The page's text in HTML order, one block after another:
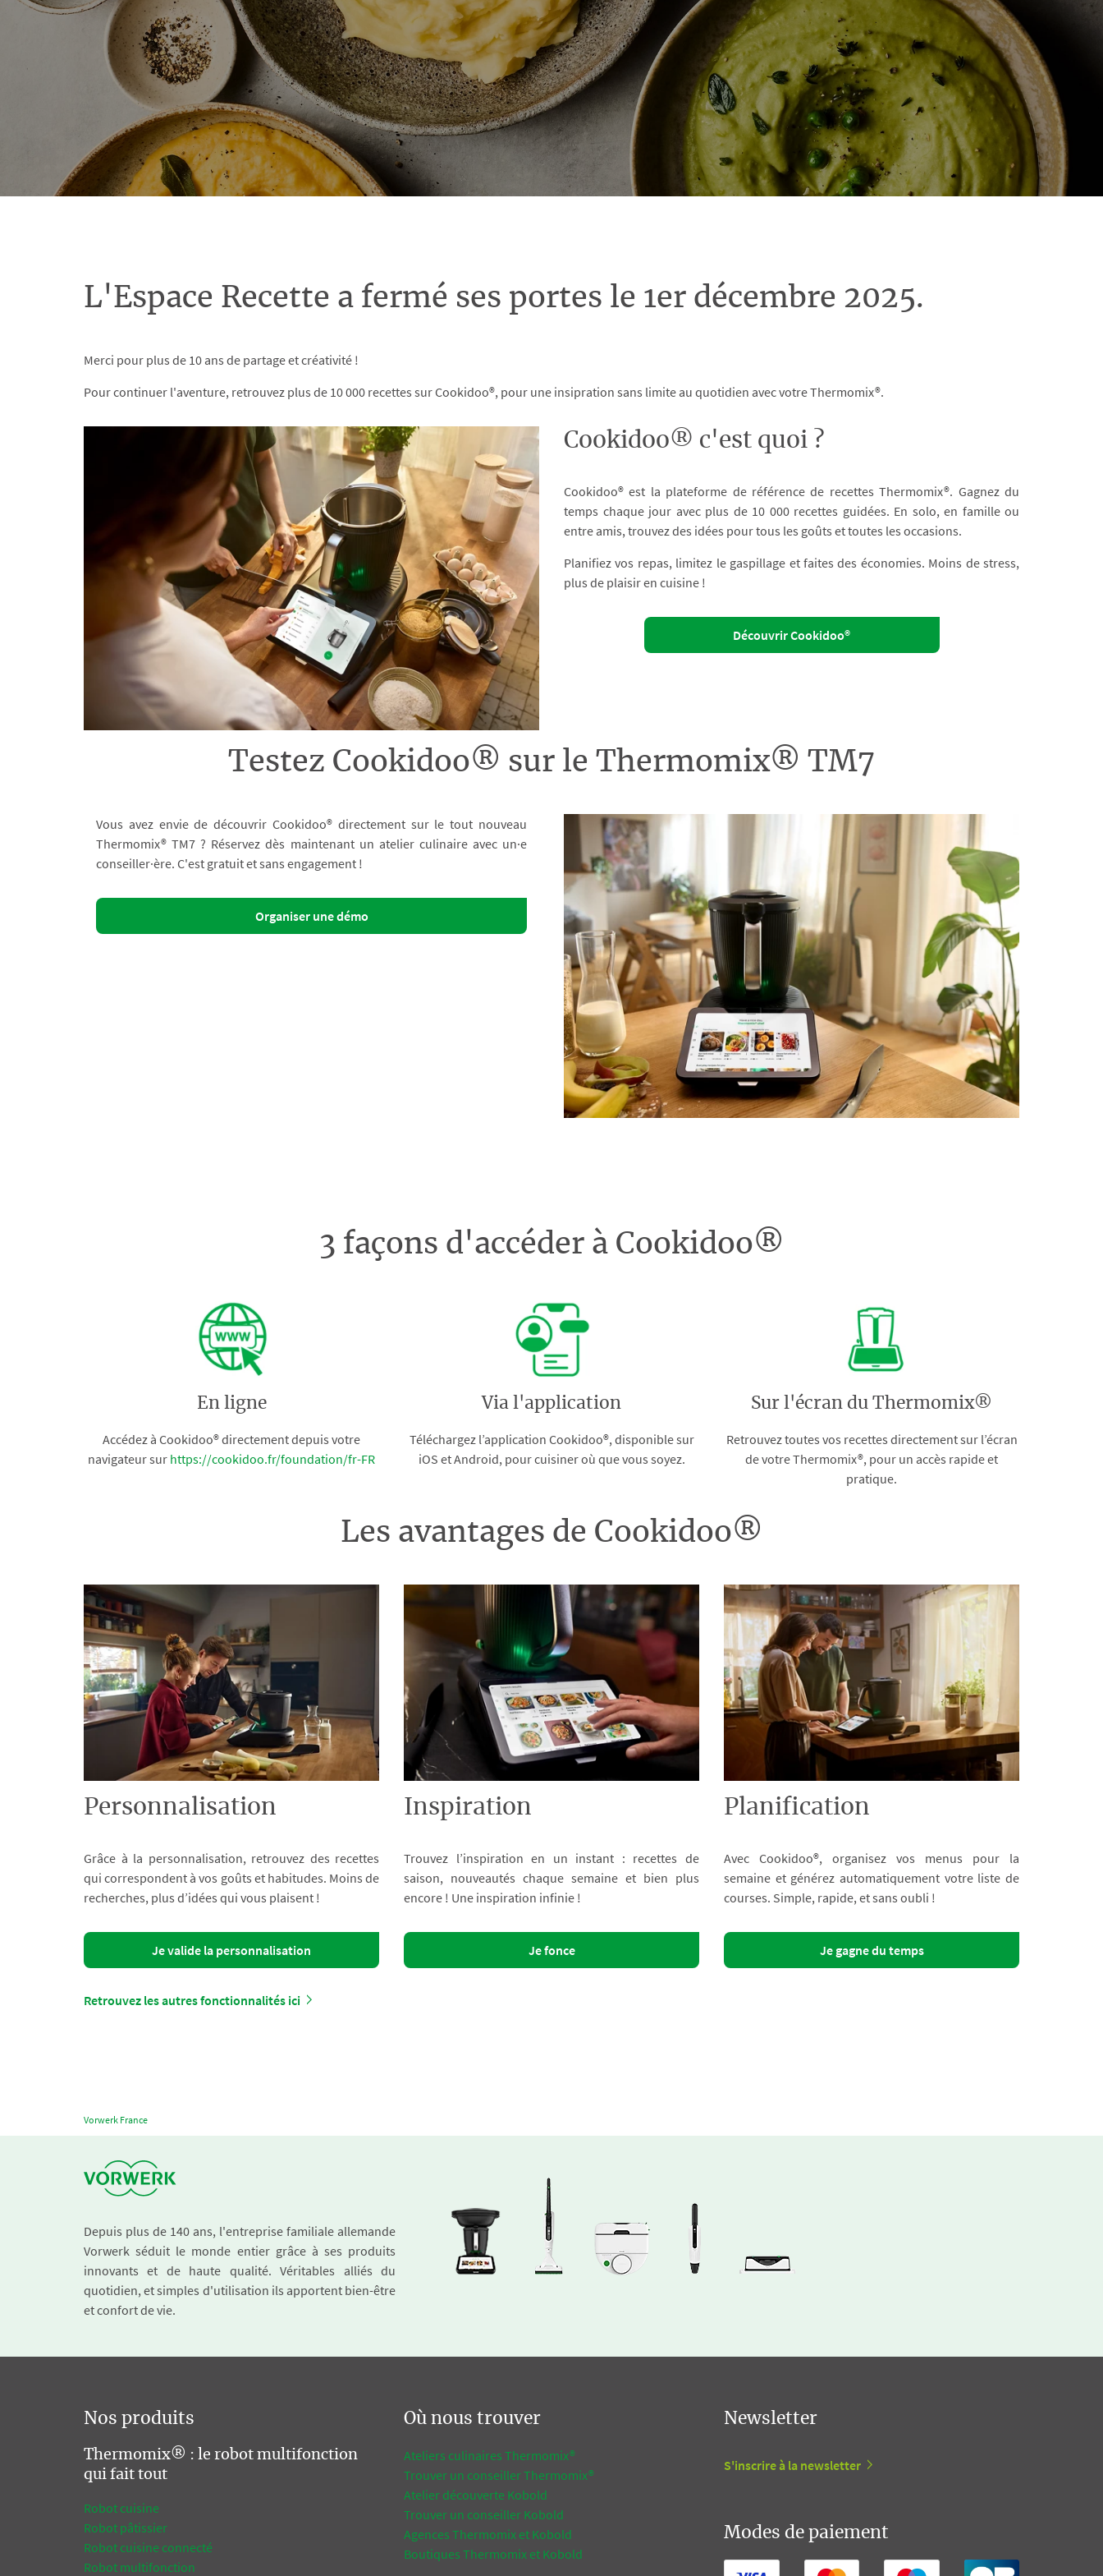
L'Espace Recette a fermé ses portes le 1er décembre 2025.
Merci pour plus de 10 ans de partage et créativité !
Pour continuer l'aventure, retrouvez plus de 10 000 recettes sur Cookidoo®, pour une insipration sans limite au quotidien avec votre Thermomix®.
Cookidoo® c'est quoi ?
Cookidoo® est la plateforme de référence de recettes Thermomix®. Gagnez du
temps chaque jour avec plus de 10 000 recettes guidées. En solo, en famille ou
entre amis, trouvez des idées pour tous les goûts et toutes les occasions.
Planifiez vos repas, limitez le gaspillage et faites des économies. Moins de stress,
plus de plaisir en cuisine !
Découvrir Cookidoo®
Testez Cookidoo® sur le Thermomix® TM7
Vous avez envie de découvrir Cookidoo® directement sur le tout nouveau
Thermomix® TM7 ? Réservez dès maintenant un atelier culinaire avec un·e
conseiller·ère. C'est gratuit et sans engagement !
Organiser une démo
3 façons d'accéder à Cookidoo®
En ligne
Accédez à Cookidoo® directement depuis votre
navigateur sur https://cookidoo.fr/foundation/fr-FR
Via l'application
Téléchargez l’application Cookidoo®, disponible sur
iOS et Android, pour cuisiner où que vous soyez.
Sur l'écran du Thermomix®
Retrouvez toutes vos recettes directement sur l’écran
de votre Thermomix®, pour un accès rapide et
pratique.
Les avantages de Cookidoo®
Personnalisation
Grâce à la personnalisation, retrouvez des recettes
qui correspondent à vos goûts et habitudes. Moins de
recherches, plus d’idées qui vous plaisent !
Je valide la personnalisation
Inspiration
Trouvez l’inspiration en un instant : recettes de
saison, nouveautés chaque semaine et bien plus
encore ! Une inspiration infinie !
Je fonce
Planification
Avec Cookidoo®, organisez vos menus pour la
semaine et générez automatiquement votre liste de
courses. Simple, rapide, et sans oubli !
Je gagne du temps
Retrouvez les autres fonctionnalités ici
Vorwerk France
Depuis plus de 140 ans, l'entreprise familiale allemande
Vorwerk séduit le monde entier grâce à ses produits
innovants et de haute qualité. Véritables alliés du
quotidien, et simples d'utilisation ils apportent bien-être
et confort de vie.
Nos produits
Thermomix® : le robot multifonction
qui fait tout
Robot cuisine
Robot pâtissier
Robot cuisine connecté
Robot multifonction
Où nous trouver
Ateliers culinaires Thermomix®
Trouver un conseiller Thermomix®
Atelier découverte Kobold
Trouver un conseiller Kobold
Agences Thermomix et Kobold
Boutiques Thermomix et Kobold
Newsletter
S'inscrire à la newsletter
Modes de paiement